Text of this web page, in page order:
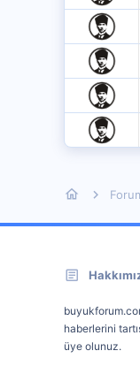
haberlerini
üye olunuz.